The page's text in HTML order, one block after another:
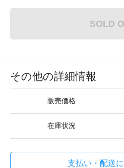
SOLD
その他の詳細情報
販売価格
在庫状況
支払い・配送